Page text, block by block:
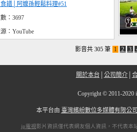
譜│阿嬤孫輕鬆料理#51
：3697
：YouTube
影音共 305 筆 1 2 3
關於本台 公司簡介│
Copyright © 2011-
本平台由 臺灣繽紛數位多媒體有限公
ip電視影片資訊僅代表網友個人資訊，不代表本